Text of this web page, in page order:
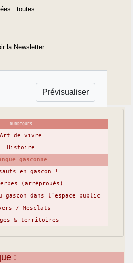
: toutes
la Newsletter
RUBRIQUES
Art de vivre
Histoire
gasconne
en gascon !
(arréprouès)
dans l’espace public
/ Mesclats
& territoires
: